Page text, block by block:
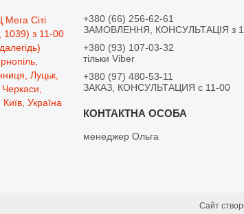
Сіті
1039) з 11-00
Луцьк,
Україна
+380 (66) 256-62-61
ЗАМОВЛЕННЯ, КОНСУЛЬТАЦІЯ з
+380 (93) 107-03-32
тільки Viber
+380 (97) 480-53-11
ЗАКАЗ, КОНСУЛЬТАЦИЯ с 11-00
менеджер Ольга
Сайт